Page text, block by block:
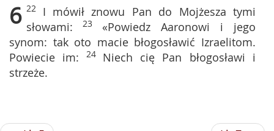
6 22 I mówił znowu Pan do Mojżesza tymi
słowami: 23 «Powiedz Aaronowi i jego
synom: tak oto macie błogosławić Izraelitom.
Powiecie im: 24 Niech cię Pan błogosławi i
strzeże.